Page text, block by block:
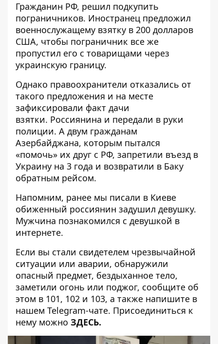
Гражданин РФ, решил подкупить
пограничников. Иностранец предложил
военнослужащему взятку в 200 долларов
США, чтобы пограничник все же
пропустил его с товарищами через
украинскую границу.
Однако правоохранители отказались от
такого предложения и на месте
зафиксировали факт дачи
взятки. Россиянина и передали в руки
полиции. А двум гражданам
Азербайджана, которым пытался
«помочь» их друг с РФ, запретили въезд в
Украину на 3 года и возвратили в Баку
обратным рейсом.
Напомним, ранее мы писали в Киеве
обиженный россиянин задушил девушку.
Мужчина познакомился с девушкой в
интернете.
Если вы стали свидетелем чрезвычайной
ситуации или аварии, обнаружили
опасный предмет, бездыханное тело,
заметили огонь или поджог, сообщите об
этом в 101, 102 и 103, а также напишите в
нашем Telegram-чате. Присоединиться к
нему можно ЗДЕСЬ.